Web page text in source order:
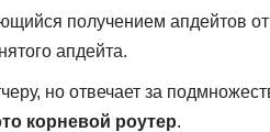
получением апдейтов
апдейта.
но отвечает за
корневой роутер.